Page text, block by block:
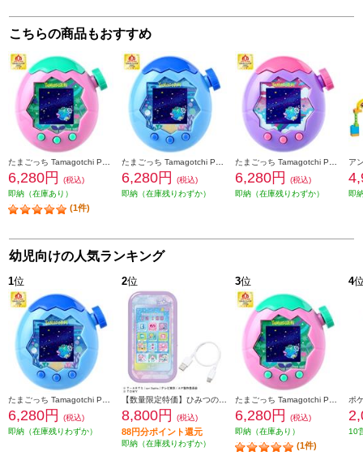
こちらの商品もおすすめ
6,280円
(税込)
即納（在庫あり）
(1件)
6,280円
(税込)
即納（在庫残りわずか）
6,280円
(税込)
即納（在庫残りわずか）
即
幼児向けの人気ランキング
1位
6,280円
(税込)
即納（在庫残りわずか）
2位
8,800円 (税込)
88円分ポイント還元
即納（在庫残りわずか）
3位
6,280円
(税込)
即納（在庫あり）
(1件)
4
10